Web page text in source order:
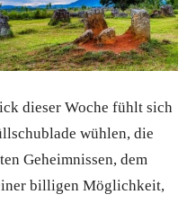
dieser Woche fühlt sich
wühlen, die
Geheimnissen, dem
billigen Möglichkeit,